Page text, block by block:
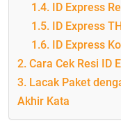
1.4. ID Express
1.5. ID Express
1.6. ID Express
2. Cara Cek Resi ID
3. Lacak Paket
Akhir Kata